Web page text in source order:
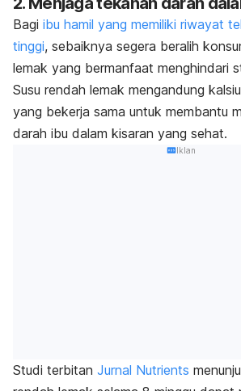
Bagi ibu hamil yang memiliki riwayat
tinggi, sebaiknya segera beralih
lemak yang bermanfaat menghindari
Susu rendah lemak mengandung
yang bekerja sama untuk membantu
darah ibu dalam kisaran yang sehat.
Iklan
Studi terbitan Jurnal Nutrients